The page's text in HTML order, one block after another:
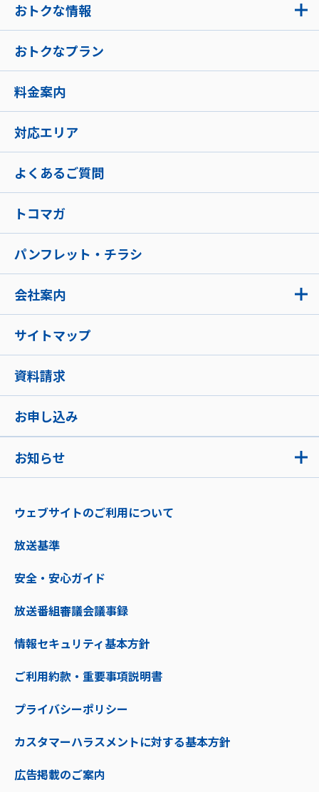
お知らせ
おトクな情報
おトクなプラン
料金案内
対応エリア
よくあるご質問
トコマガ
パンフレット・チラシ
会社案内
サイトマップ
資料請求
お申し込み
ウェブサイトのご利用について
放送基準
安全・安心ガイド
放送番組審議会議事録
情報セキュリティ基本方針
ご利用約款・重要事項説明書
プライバシーポリシー
カスタマーハラスメントに対する基本方針
広告掲載のご案内